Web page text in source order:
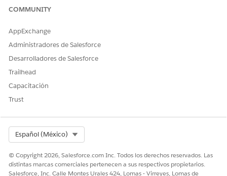
Sí
COMMUNITY
AppExchange
Administradores de Salesforce
Desarrolladores de Salesforce
Trailhead
Capacitación
Trust
Español (México)
© Copyright 2026, Salesforce.com Inc. Todos los derechos reservados. Las
distintas marcas comerciales pertenecen a sus respectivos propietarios.
Salesforce, Inc. Calle Montes Urales 424, Lomas - Virreyes, Lomas de